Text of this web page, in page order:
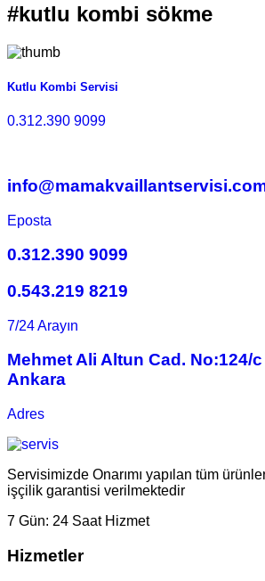
#kutlu kombi sökme
Kutlu Kombi Servisi
0.312.390 9099
Eposta
0.312.390 9099
0.543.219 8219
7/24 Arayın
Mehmet Ali Altun Cad. No:124/
Ankara
Adres
Servisimizde Onarımı yapılan tüm
işçilik garantisi verilmektedir
7 Gün: 24 Saat Hizmet
Hizmetler